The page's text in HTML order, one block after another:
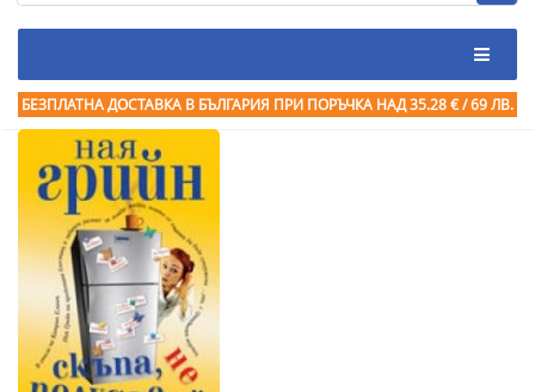
БЕЗПЛАТНА ДОСТАВКА В БЪЛГАРИЯ ПРИ ПОРЪЧКА НАД 35.28 € / 69 ЛВ.